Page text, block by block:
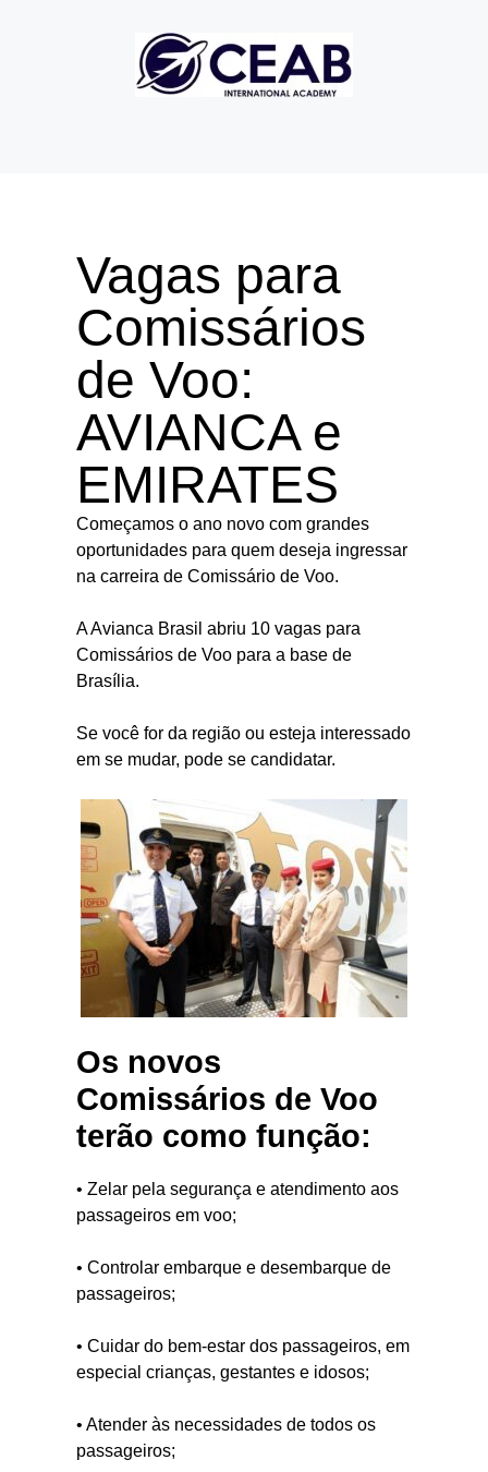
Vagas para
Comissários
de Voo:
AVIANCA e
EMIRATES
Começamos o ano novo com grandes
oportunidades para quem deseja ingressar
na carreira de Comissário de Voo.
A Avianca Brasil abriu 10 vagas para
Comissários de Voo para a base de
Brasília.
Se você for da região ou esteja interessado
em se mudar, pode se candidatar.
Os novos
Comissários de Voo
terão como função:
• Zelar pela segurança e atendimento aos
passageiros em voo;
• Controlar embarque e desembarque de
passageiros;
• Cuidar do bem-estar dos passageiros, em
especial crianças, gestantes e idosos;
• Atender às necessidades de todos os
passageiros;